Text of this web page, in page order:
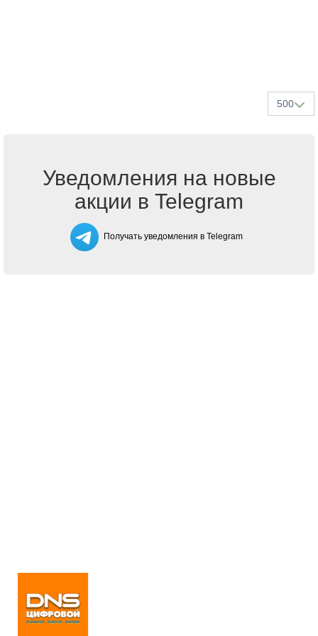
500
Уведомления на новые
акции в Telegram
Получать уведомления в Telegram